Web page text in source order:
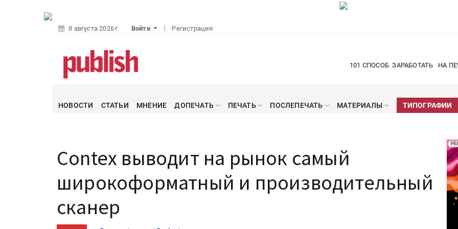
8 августа 2026 г. Войти Регистрация
101 СПОСОБ ЗАРАБОТАТЬ НА
НОВОСТИ СТАТЬИ МНЕНИЕ ДОПЕЧАТЬ ПЕЧАТЬ ПОСЛЕПЕЧАТЬ МАТЕРИАЛЫ ТИПОГРАФИИ
Contex выводит на рынок самый
широкоформатный и производительный
сканер